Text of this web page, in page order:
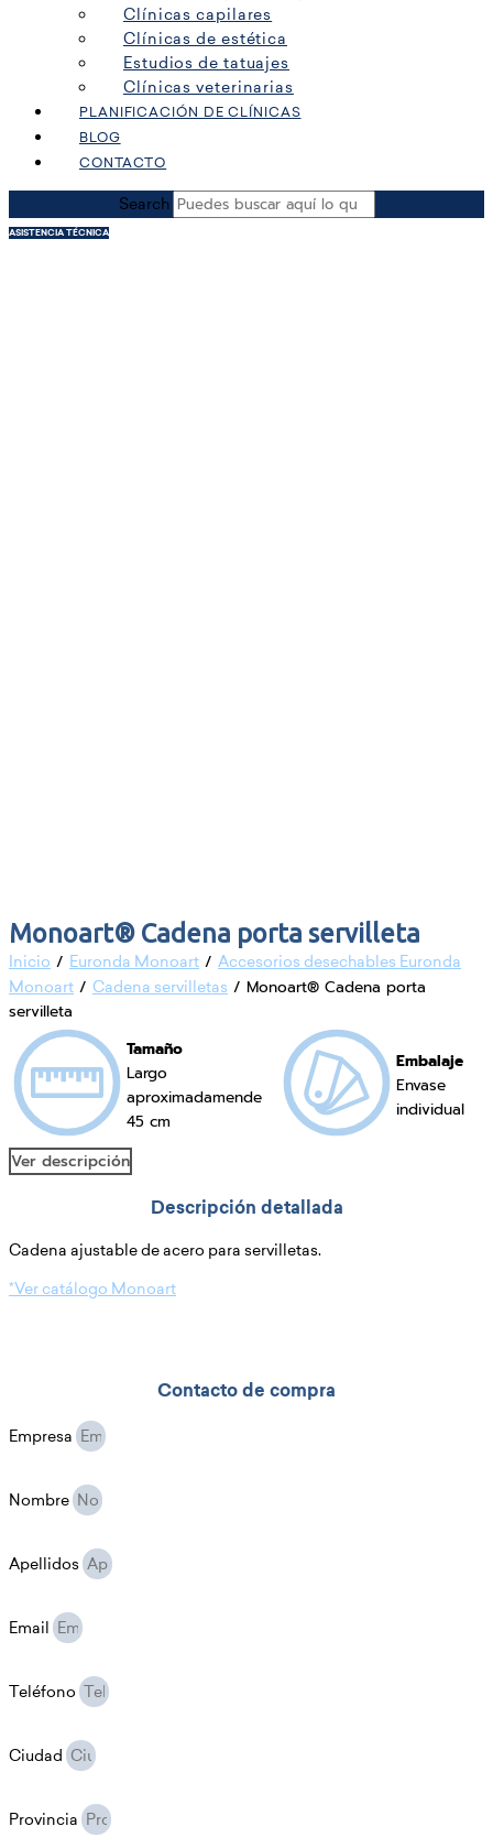
Clínicas capilares
Clínicas de estética
Estudios de tatuajes
Clínicas veterinarias
PLANIFICACIÓN DE CLÍNICAS
BLOG
CONTACTO
Search
ASISTENCIA TÉCNICA
Monoart® Cadena porta servilleta
Inicio / Euronda Monoart / Accesorios desechables Euronda
Monoart / Cadena servilletas / Monoart® Cadena porta
servilleta
Tamaño
Largo
aproximadamende
45 cm
Embalaje
Envase
individual
Ver descripción
Descripción detallada
Cadena ajustable de acero para servilletas.
*Ver catálogo Monoart
Contacto de compra
Empresa
Nombre
Apellidos
Email
Teléfono
Ciudad
Provincia